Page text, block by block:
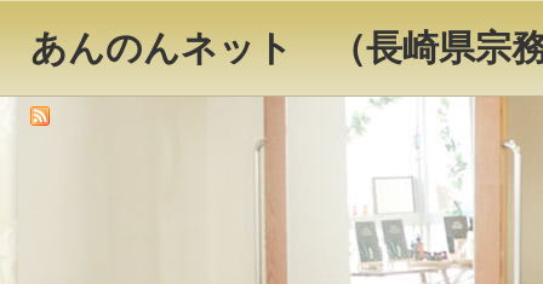
あんのんネット （長崎県宗